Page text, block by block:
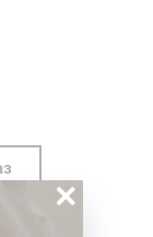
×